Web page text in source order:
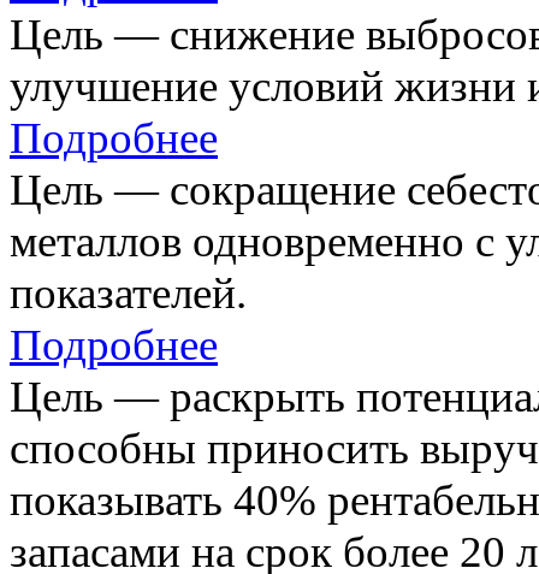
Цель — снижение
улучшение условий жизни
Подробнее
Цель — сокращение
металлов одновременно с
показателей.
Подробнее
Цель — раскрыть
способны приносить
показывать 40%
запасами на срок более 20